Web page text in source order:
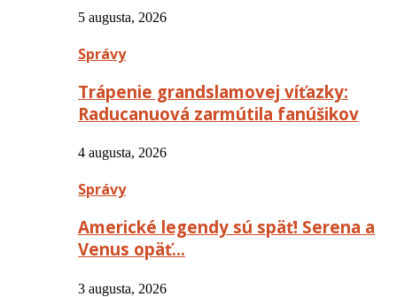
5 augusta, 2026
Správy
Trápenie grandslamovej víťazky:
Raducanuová zarmútila fanúšikov
4 augusta, 2026
Správy
Americké legendy sú späť! Serena a
Venus opäť…
3 augusta, 2026